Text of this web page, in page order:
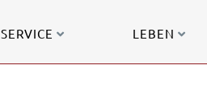
SERVICE LEBEN